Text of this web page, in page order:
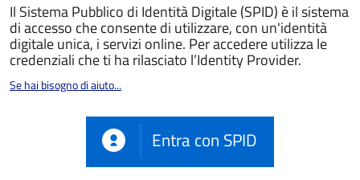
Il Sistema Pubblico di Identità Digitale (SPID) è il sistema
di accesso che consente di utilizzare, con un'identità
digitale unica, i servizi online. Per accedere utilizza le
credenziali che ti ha rilasciato l’Identity Provider.
Se hai bisogno di aiuto...
Entra con SPID